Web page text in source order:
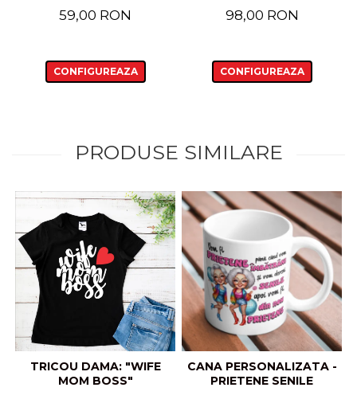
59,00 RON
CONFIGUREAZA
FERICIT" IEPURAS
98,00 RON
CONFIGUREAZA
PRODUSE SIMILARE
TRICOU DAMA: "WIFE
MOM BOSS"
CANA PERSONALIZATA -
PRIETENE SENILE